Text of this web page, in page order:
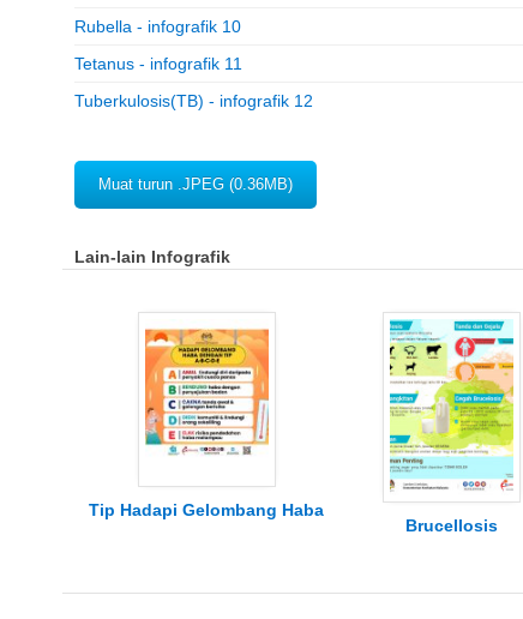
Rubella - infografik 10
Tetanus - infografik 11
Tuberkulosis(TB) - infografik 12
Muat turun .JPEG (0.36MB)
Lain-lain Infografik
Tip Hadapi Gelombang Haba
Brucellosis